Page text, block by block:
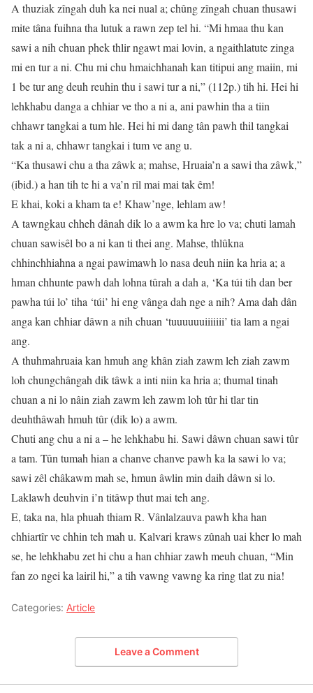
A thuziak zîngah duh ka nei nual a; chûng zîngah chuan thusawi
mite tâna fuihna tha lutuk a rawn zep tel hi. “Mi hmaa thu kan
sawi a nih chuan phek thlir ngawt mai lovin, a ngaithlatute zinga
mi en tur a ni. Chu mi chu hmaichhanah kan titipui ang maiin, mi
1 be tur ang deuh reuhin thu i sawi tur a ni,” (112p.) tih hi. Hei hi
lehkhabu danga a chhiar ve tho a ni a, ani pawhin tha a tiin
chhawr tangkai a tum hle. Hei hi mi dang tân pawh thil tangkai
tak a ni a, chhawr tangkai i tum ve ang u.
“Ka thusawi chu a tha zâwk a; mahse, Hruaia’n a sawi tha zâwk,”
(ibid.) a han tih te hi a va’n ril mai mai tak êm!
E khai, koki a kham ta e! Khaw’nge, lehlam aw!
A tawngkau chheh dânah dik lo a awm ka hre lo va; chuti lamah
chuan sawisêl bo a ni kan ti thei ang. Mahse, thlûkna
chhinchhiahna a ngai pawimawh lo nasa deuh niin ka hria a; a
hman chhunte pawh dah lohna tûrah a dah a, ‘Ka túi tih dan ber
pawha túi lo’ tiha ‘túi’ hi eng vânga dah nge a nih? Ama dah dân
anga kan chhiar dâwn a nih chuan ‘tuuuuuuiiiiiii’ tia lam a ngai
ang.
A thuhmahruaia kan hmuh ang khân ziah zawm leh ziah zawm
loh chungchângah dik tâwk a inti niin ka hria a; thumal tinah
chuan a ni lo nâin ziah zawm leh zawm loh tûr hi tlar tin
deuhthâwah hmuh tûr (dik lo) a awm.
Chuti ang chu a ni a – he lehkhabu hi. Sawi dâwn chuan sawi tûr
a tam. Tûn tumah hian a chanve chanve pawh ka la sawi lo va;
sawi zêl châkawm mah se, hmun âwlin min daih dâwn si lo.
Laklawh deuhvin i’n titâwp thut mai teh ang.
E, taka na, hla phuah thiam R. Vânlalzauva pawh kha han
chhiartîr ve chhin teh mah u. Kalvari kraws zûnah uai kher lo mah
se, he lehkhabu zet hi chu a han chhiar zawh meuh chuan, “Min
fan zo ngei ka lairil hi,” a tih vawng vawng ka ring tlat zu nia!
Categories: Article
Leave a Comment